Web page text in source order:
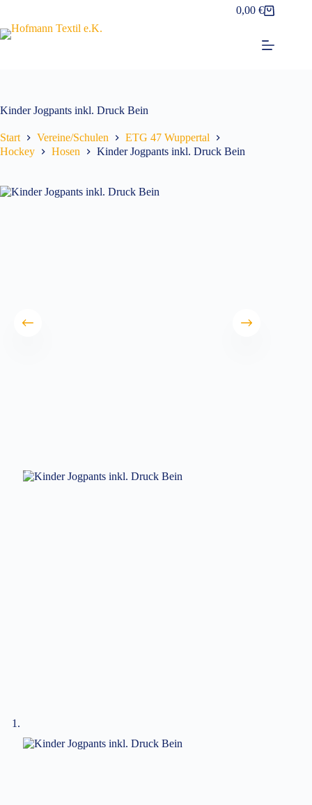
springen
Warenkorb
0,00€
Kinder Jogpants inkl. Druck Bein
Start Vereine/Schulen
ETG 47 Wuppertal
Hockey
Hosen Kinder Jogpants inkl. Druck Bein